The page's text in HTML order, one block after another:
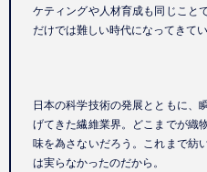
ケティングや人材育成も同じこと
だけでは難しい時代になってきてい
日本の科学技術の発展とともに、
げてきた繊維業界。どこまでが織
味を為さないだろう。これまで紡
は実らなかったのだから。